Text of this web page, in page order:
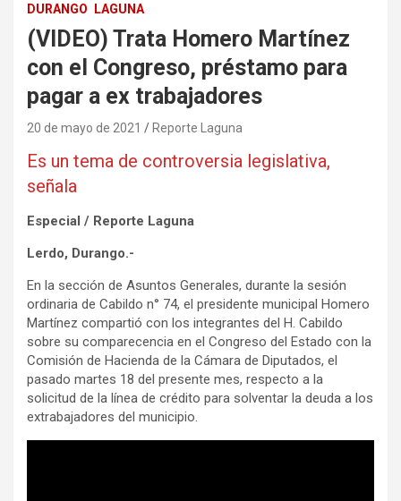
DURANGO LAGUNA
(VIDEO) Trata Homero Martínez
con el Congreso, préstamo para
pagar a ex trabajadores
20 de mayo de 2021 Reporte Laguna
Es un tema de controversia legislativa,
señala
Especial / Reporte Laguna
Lerdo, Durango.-
En la sección de Asuntos Generales, durante la sesión
ordinaria de Cabildo n° 74, el presidente municipal Homero
Martínez compartió con los integrantes del H. Cabildo
sobre su comparecencia en el Congreso del Estado con la
Comisión de Hacienda de la Cámara de Diputados, el
pasado martes 18 del presente mes, respecto a la
solicitud de la línea de crédito para solventar la deuda a los
extrabajadores del municipio.